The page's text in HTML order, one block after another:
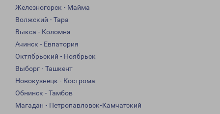
Железногорск - Майма
Волжский - Тара
Выкса - Коломна
Ачинск - Евпатория
Октябрьский - Ноябрьск
Выборг - Ташкент
Новокузнецк - Кострома
Обнинск - Тамбов
Магадан - Петропавловск-Камчатский